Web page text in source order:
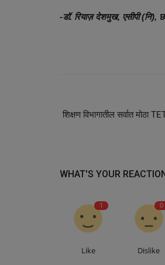
-डॉ. रियाज़ देशमुख, एसीपी (नि),
शिक्षण विभागातील सर्वात मोठा
WHAT'S YOUR
1
Like
0
Dislike
My City